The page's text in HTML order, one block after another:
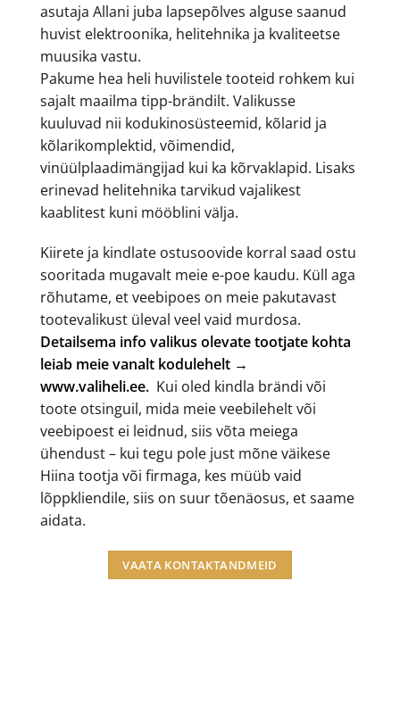
asutaja Allani juba lapsepõlves alguse saanud
huvist elektroonika, helitehnika ja kvaliteetse
muusika vastu.
Pakume hea heli huvilistele tooteid rohkem kui
sajalt maailma tipp-brändilt. Valikusse
kuuluvad nii kodukinosüsteemid, kõlarid ja
kõlarikomplektid, võimendid,
vinüülplaadimängijad kui ka kõrvaklapid. Lisaks
erinevad helitehnika tarvikud vajalikest
kaablitest kuni mööblini välja.
Kiirete ja kindlate ostusoovide korral saad ostu
sooritada mugavalt meie e-poe kaudu. Küll aga
rõhutame, et veebipoes on meie pakutavast
tootevalikust üleval veel vaid murdosa.
Detailsema info valikus olevate tootjate kohta
leiab meie vanalt kodulehelt →
www.valiheli.ee. Kui oled kindla brändi või
toote otsinguil, mida meie veebilehelt või
veebipoest ei leidnud, siis võta meiega
ühendust – kui tegu pole just mõne väikese
Hiina tootja või firmaga, kes müüb vaid
lõppkliendile, siis on suur tõenäosus, et saame
aidata.
VAATA KONTAKTANDMEID